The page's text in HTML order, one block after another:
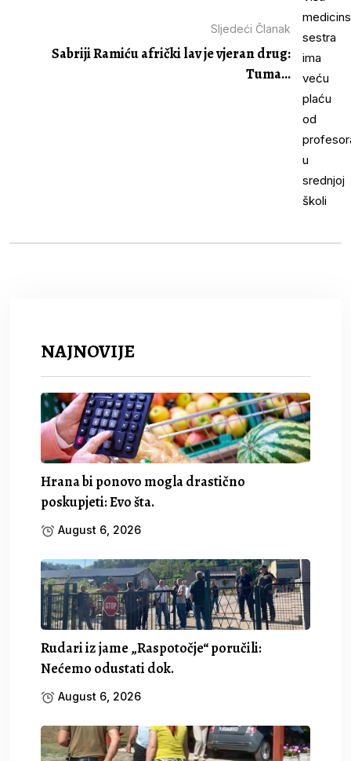
Sljedeći Članak
Sabriji Ramiću afrički lav je vjeran drug:
Tuma...
NAJNOVIJE
Hrana bi ponovo mogla drastično
poskupjeti: Evo šta.
August 6, 2026
Rudari iz jame „Raspotočje“ poručili:
Nećemo odustati dok.
August 6, 2026